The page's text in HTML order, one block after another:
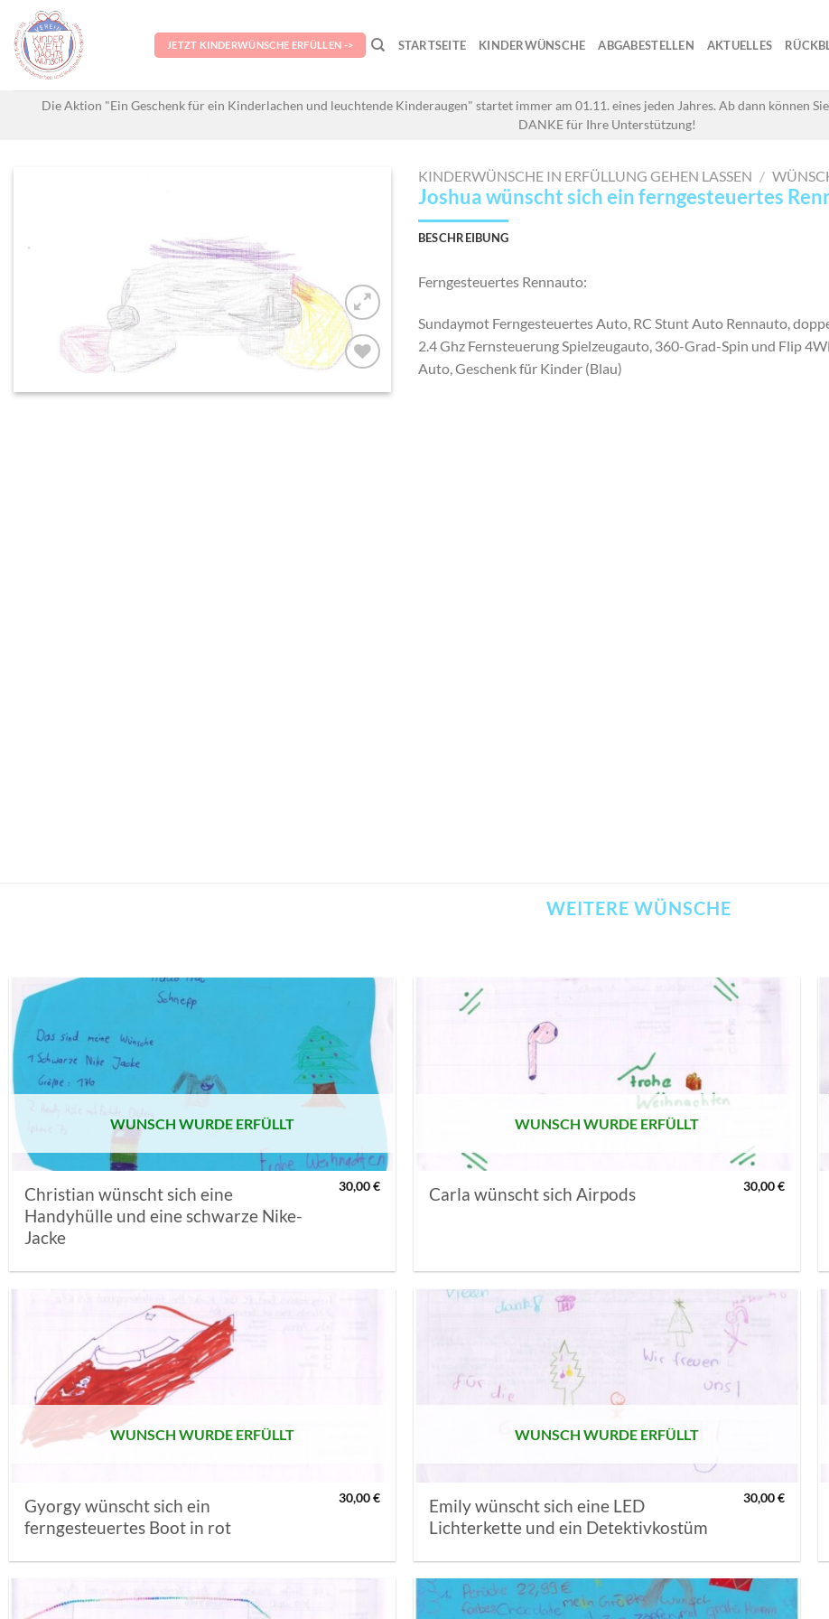
content
JETZT KINDERWÜNSCHE ERFÜLLEN -> STARTSEITE KINDERWÜNSCHE ABGABESTELLEN AKTUELLES
Die Aktion "Ein Geschenk für ein Kinderlachen und leuchtende Kinderaugen" startet immer am 01.11. eines jeden Jahres. Ab dann können
DANKE für Ihre Unterstützung!
AUF MEINE
KINDERWÜNSCHE IN ERFÜLLUNG GEHEN LASSEN /
Joshua wünscht sich ein ferngesteuertes
BESCHREIBUNG
Ferngesteuertes Rennauto:
Sundaymot Ferngesteuertes Auto, RC Stunt Auto Rennauto,
2.4 Ghz Fernsteuerung Spielzeugauto, 360-Grad-Spin und Flip
Auto, Geschenk für Kinder (Blau)
WEITERE WÜNSCHE
AUF MEINE
MERKLISTE
SETZEN
WUNSCH WURDE ERFÜLLT
Christian wünscht sich eine
Handyhülle und eine schwarze Nike-
Jacke
30,00€
WUNSCH WURDE ERFÜLLT
Carla wünscht sich Airpods 30,00€
WUNSCH WURDE ERFÜLLT
Gyorgy wünscht sich ein
ferngesteuertes Boot in rot
30,00€
AUF MEINE
MERKLISTE
WUNSCH WURDE ERFÜLLT
Emily wünscht sich eine LED
Lichterkette und ein Detektivkostüm
30,00€